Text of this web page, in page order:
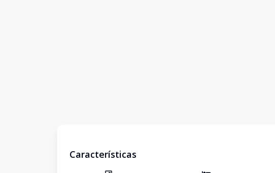
Características